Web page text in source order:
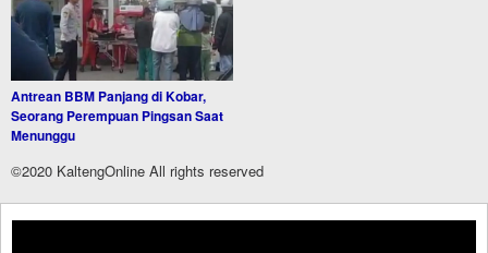
Antrean BBM Panjang di Kobar,
Seorang Perempuan Pingsan Saat
Menunggu
©2020 KaltengOnline All rights reserved